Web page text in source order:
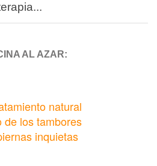
AL AZAR:
natural
de los tambores
inquietas